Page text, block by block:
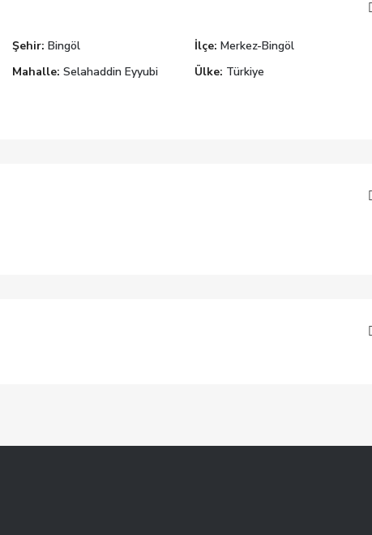
Şehir: Bingöl İlçe: Merkez-Bingöl
Mahalle: Selahaddin Eyyubi Ülke: Türkiye